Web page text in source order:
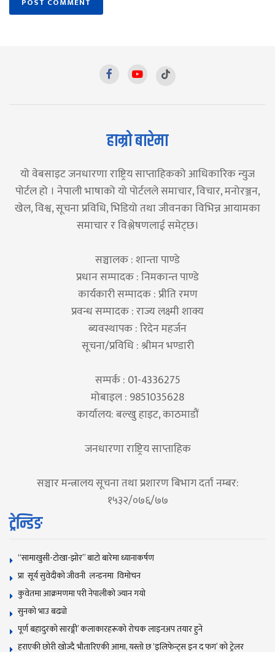
हाम्रो बारेमा
यो वेबसाइट जनधारणा राष्ट्रिय साप्ताहिकको आधिकारिक न्युज
पोर्टल हो । नेपाली भाषाको यो पोर्टलले समाचार, विचार, मनोरञ्जन,
खेल, विश्व, सूचना प्रविधि, भिडियो तथा जीवनका विभिन्न आयामका
समाचार र विश्लेषणलाई समेट्छ।
सञ्चालक : शान्ता पाण्डे
प्रधान सम्पादक : निमकान्त पाण्डे
कार्यकारी सम्पादक : प्रीति रमण
प्रवन्ध सम्पादक : राज्य लक्ष्मी शाक्य
ब्यवस्थापक : रिदेन महर्जन
सूचना/प्रविधि : श्रीमन भण्डारी
सम्पर्क : 01-4336275
मोबाइल : 9851035628
कार्यालय: बल्खु हाइट, काठमाडौं
जनधारणा राष्ट्रिय साप्ताहिक
सञ्चार मन्त्रालय सूचना तथा प्रशारण बिभाग दर्ता नम्बर:
१५३२/०७६/७७
ट्रेन्डिङ
“सामाखुसी-टोखा-झोर” बाटो बारेमा ध्यानाकर्षण
प्रा सूर्य सुवेदीको जीवनी लन्डनमा विमोचन
कुवेतमा आक्रमणमा परी नेपालीको ज्यान गयाे
सुनकाे भाउ बढ्याे
पूर्ण बहादुरको सारङ्गी’ कलाकारहरूको रोचक लाइनअप तयार हुने
हराएकी छोरी खोज्दै भौतारिएकी आमा, यस्तो छ ‘इलिफेन्ट्स इन द फग’ को ट्रेलर